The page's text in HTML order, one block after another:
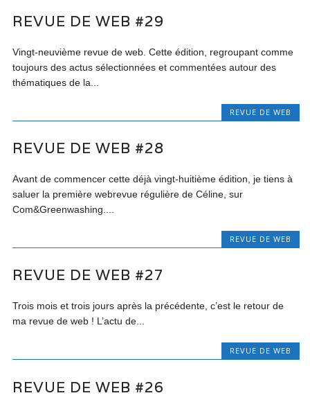
REVUE DE WEB #29
Vingt-neuvième revue de web. Cette édition, regroupant comme
toujours des actus sélectionnées et commentées autour des
thématiques de la...
REVUE DE WEB
REVUE DE WEB #28
Avant de commencer cette déjà vingt-huitième édition, je tiens à
saluer la première webrevue régulière de Céline, sur
Com&Greenwashing....
REVUE DE WEB
REVUE DE WEB #27
Trois mois et trois jours après la précédente, c’est le retour de
ma revue de web ! L’actu de...
REVUE DE WEB
REVUE DE WEB #26